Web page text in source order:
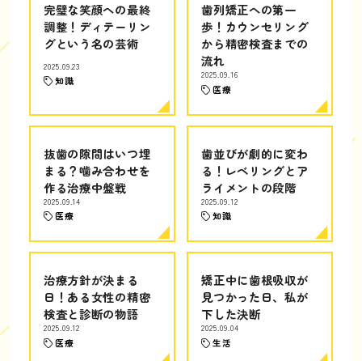
完璧な笑顔への最終
調整！ディテーリン
グという名の芸術
2025.09.23
知識
歯列矯正への第一
歩！カウンセリング
から精密検査までの
流れ
2025.09.16
医療
抜歯の隙間はいつ埋
まる？噛み合わせを
作る治療中盤戦
2025.09.14
医療
歯並びが劇的に変わ
る！レベリングとア
ライメントの段階
2025.09.12
知識
治療方針が決まる
日！ある女性の精密
検査と診断の物語
2025.09.12
医療
矯正中に歯根吸収が
見つかった日、私が
下した決断
2025.09.04
生活